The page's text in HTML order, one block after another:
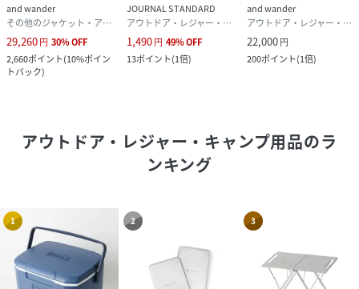
and wander
その他のジャケット・アウター
29,260円 30%OFF
2,660ポイント(10%ポイン
トバック)
JOURNAL STANDARD
アウトドア・レジャー・キャンプ用品
1,490円 49%OFF
13ポイント(1倍)
and wander
アウトドア・レジャー・キャンプ用品
22,000円
200ポイント(1倍)
アウトドア・レジャー・キャンプ用品のラ
ンキング
1 2 3